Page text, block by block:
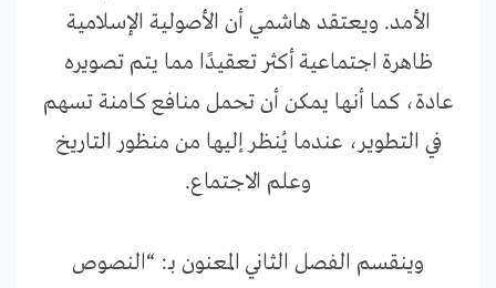
الأمد. ويعتقد هاشمي أن الأصولية الإسلامية
ظاهرة اجتماعية أكثر تعقيدًا مما يتم تصويره
عادة، كما أنها يمكن أن تحمل منافع كامنة تسهم
في التطوير، عندما يُنظر إليها من منظور التاريخ
وعلم الاجتماع.
وينقسم الفصل الثاني المعنون بـ: “النصوص